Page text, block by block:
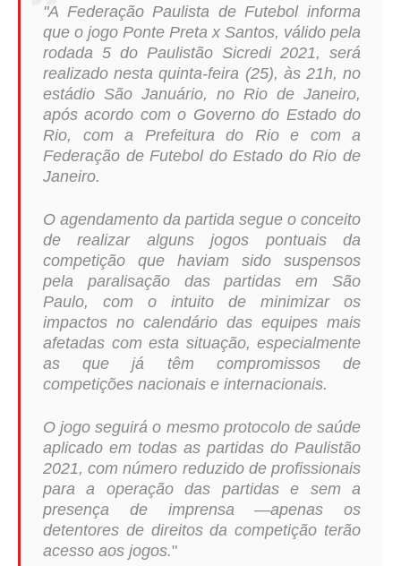
"A Federação Paulista de Futebol informa
que o jogo Ponte Preta x Santos, válido pela
rodada 5 do Paulistão Sicredi 2021, será
realizado nesta quinta-feira (25), às 21h, no
estádio São Januário, no Rio de Janeiro,
após acordo com o Governo do Estado do
Rio, com a Prefeitura do Rio e com a
Federação de Futebol do Estado do Rio de
Janeiro.
O agendamento da partida segue o conceito
de realizar alguns jogos pontuais da
competição que haviam sido suspensos
pela paralisação das partidas em São
Paulo, com o intuito de minimizar os
impactos no calendário das equipes mais
afetadas com esta situação, especialmente
as que já têm compromissos de
competições nacionais e internacionais.
O jogo seguirá o mesmo protocolo de saúde
aplicado em todas as partidas do Paulistão
2021, com número reduzido de profissionais
para a operação das partidas e sem a
presença de imprensa —apenas os
detentores de direitos da competição terão
acesso aos jogos."